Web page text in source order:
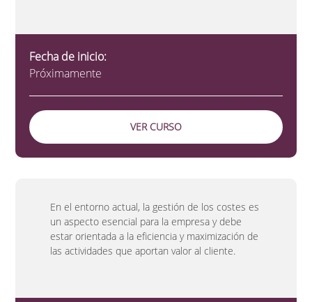
Fecha de inicio:
Próximamente
VER CURSO
En el entorno actual, la gestión de los costes es
un aspecto esencial para la empresa y debe
estar orientada a la eficiencia y maximización de
las actividades que aportan valor al cliente.